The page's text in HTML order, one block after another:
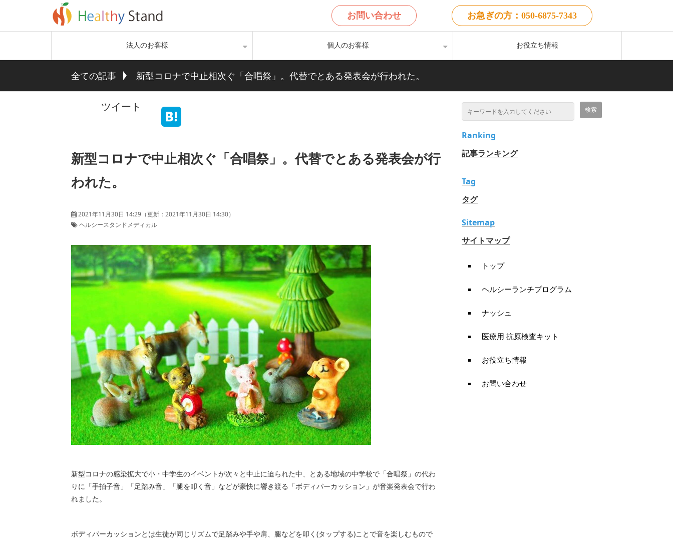
お問い合わせ お急ぎの方：050-6875-7343
法人のお客様 個人のお客様 お役立ち情報
全ての記事 新型コロナで中止相次ぐ「合唱祭」。代替でとある発表会が行われた。
ツイート
新型コロナで中止相次ぐ「合唱祭」。代替でとある発表会が行
われた。
2021年11月30日 14:29 （更新： 2021年11月30日 14:30）
ヘルシースタンドメディカル
新型コロナの感染拡大で小・中学生のイベントが次々と中止に迫られた中、とある地域の中学校で「合唱祭」の代わ
りに「手拍子音」「足踏み音」「腿を叩く音」などが豪快に響き渡る「ボディパーカッション」が音楽発表会で行わ
れました。
ボディパーカッションとは生徒が同じリズムで足踏みや手や肩、腿などを叩く(タップする)ことで音を楽しむもので
Ranking
記事ランキング
Tag
タグ
Sitemap
サイトマップ
トップ
ヘルシーランチプログラム
ナッシュ
医療用 抗原検査キット
お役立ち情報
お問い合わせ